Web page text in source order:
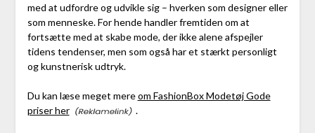
med at udfordre og udvikle sig – hverken som designer eller
som menneske. For hende handler fremtiden om at
fortsætte med at skabe mode, der ikke alene afspejler
tidens tendenser, men som også har et stærkt personligt
og kunstnerisk udtryk.
Du kan læse meget mereom FashionBox Modetøj Gode
priser her
.